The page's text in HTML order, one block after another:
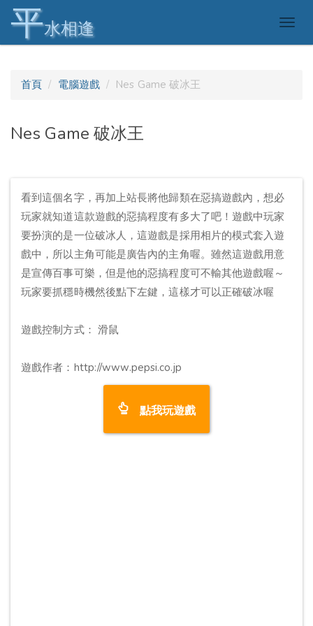
平水相逢
首頁 電腦遊戲 Nes Game 破冰王
Nes Game 破冰王
看到這個名字，再加上站長將他歸類在惡搞遊戲內，想必
玩家就知道這款遊戲的惡搞程度有多大了吧！遊戲中玩家
要扮演的是一位破冰人，這遊戲是採用相片的模式套入遊
戲中，所以主角可能是廣告內的主角喔。雖然這遊戲用意
是宣傳百事可樂，但是他的惡搞程度可不輸其他遊戲喔～
玩家要抓穩時機然後點下左鍵，這樣才可以正確破冰喔
遊戲控制方式： 滑鼠
遊戲作者：http://www.pepsi.co.jp
點我玩遊戲